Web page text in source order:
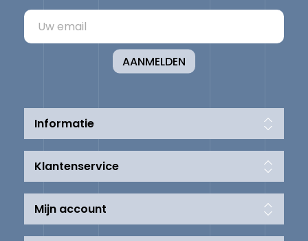
Informatie
Klantenservice
AANMELDEN
Mijn account